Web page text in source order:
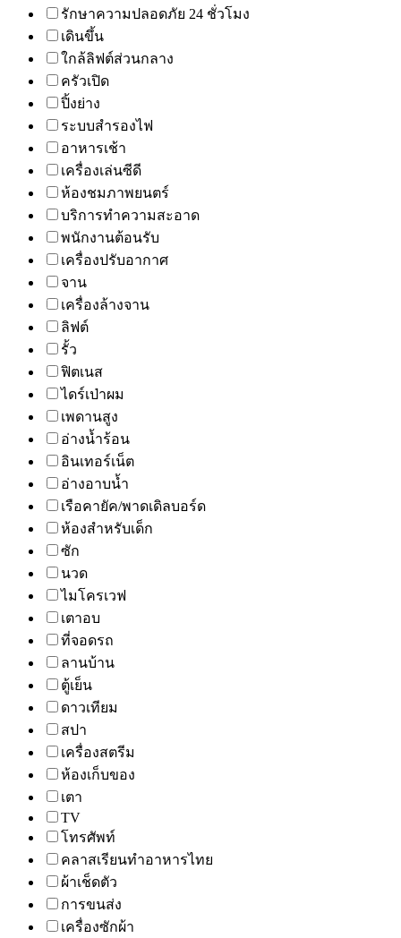
รักษาความปลอดภัย 24 ชั่วโมง
เดินขึ้น
ใกล้ลิฟต์ส่วนกลาง
ครัวเปิด
ปิ้งย่าง
ระบบสำรองไฟ
อาหารเช้า
เครื่องเล่นซีดี
ห้องชมภาพยนตร์
บริการทำความสะอาด
พนักงานต้อนรับ
เครื่องปรับอากาศ
จาน
เครื่องล้างจาน
ลิฟต์
รั้ว
ฟิตเนส
ไดร์เป่าผม
เพดานสูง
อ่างน้ำร้อน
อินเทอร์เน็ต
อ่างอาบน้ำ
เรือคายัค/พาดเดิลบอร์ด
ห้องสำหรับเด็ก
ซัก
นวด
ไมโครเวฟ
เตาอบ
ที่จอดรถ
ลานบ้าน
ตู้เย็น
ดาวเทียม
สปา
เครื่องสตรีม
ห้องเก็บของ
เตา
TV
โทรศัพท์
คลาสเรียนทำอาหารไทย
ผ้าเช็ดตัว
การขนส่ง
เครื่องซักผ้า